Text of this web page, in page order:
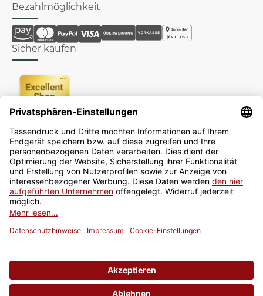
Bezahlmöglichkeit
Sicher kaufen
Newsletter